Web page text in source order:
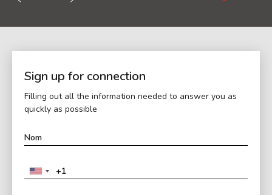
Sign up for connection
Filling out all the information needed to answer you as
quickly as possible